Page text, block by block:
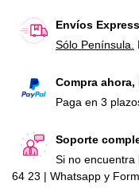
Envíos
Sólo Península.
Compra ahora,
Paga en 3
Soporte
Si no encuentra
64 23 | Whatsapp y